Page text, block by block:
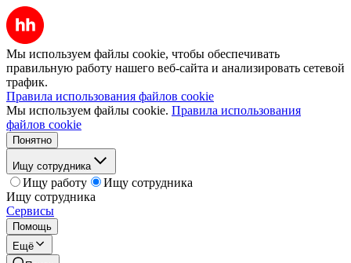
Мы используем файлы cookie, чтобы обеспечивать
правильную работу нашего веб-сайта и анализировать сетевой
трафик.
Правила использования файлов cookie
Мы используем файлы cookie. Правила использования
файлов cookie
Понятно
Ищу сотрудника
Ищу работу
Ищу сотрудника
Ищу сотрудника
Сервисы
Помощь
Ещё